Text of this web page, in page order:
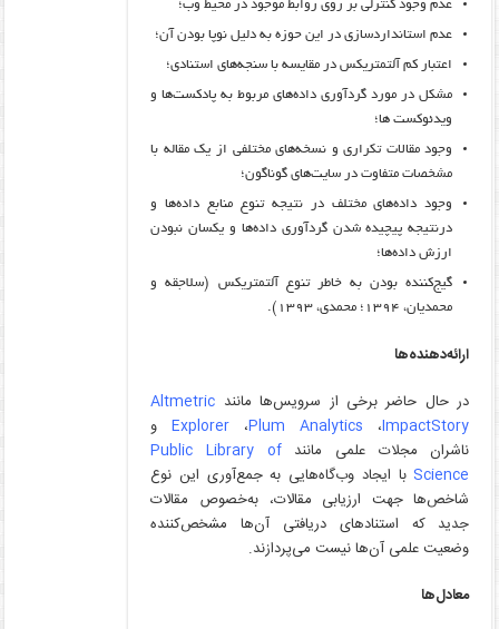
عدم وجود کنترلی بر روی روابط موجود در محیط وب؛
عدم استانداردسازی در این حوزه به دلیل نوپا بودن آن؛
اعتبار کم آلتمتریکس در مقایسه با سنجه‌های استنادی؛
مشکل در مورد گردآوری داده‌های مربوط به پادکست‌ها و
ویدئوکست ها؛
وجود مقالات تکراری و نسخه‌های مختلفی از یک مقاله با
مشخصات متفاوت در سایت‌های گوناگون؛
وجود داده‌های مختلف در نتیجه تنوع منابع داده‌ها و
درنتیجه پیچیده شدن گردآوری داده‌ها و یکسان نبودن
ارزش داده‌ها؛
گیج‌کننده بودن به خاطر تنوع آلتمتریکس (سلاجقه و
محمدیان، ۱۳۹۴؛ محمدی، ۱۳۹۳).
ارائه‌دهنده‌ها
در حال حاضر برخی از سرویس‌ها مانند Altmetric
Explorer
،Plum Analytics ،ImpactStory
و
ناشران مجلات علمی مانند
Public Library of
Scienceبا ایجاد وب‌گاه‌هایی به جمع‌آوری این نوع
شاخص‌ها جهت ارزیابی مقالات، به‌خصوص مقالات
جدید که استنادهای دریافتی آن‌ها مشخص‌کننده
وضعیت علمی آن‌ها نیست می‌پردازند.
معادل‌ها